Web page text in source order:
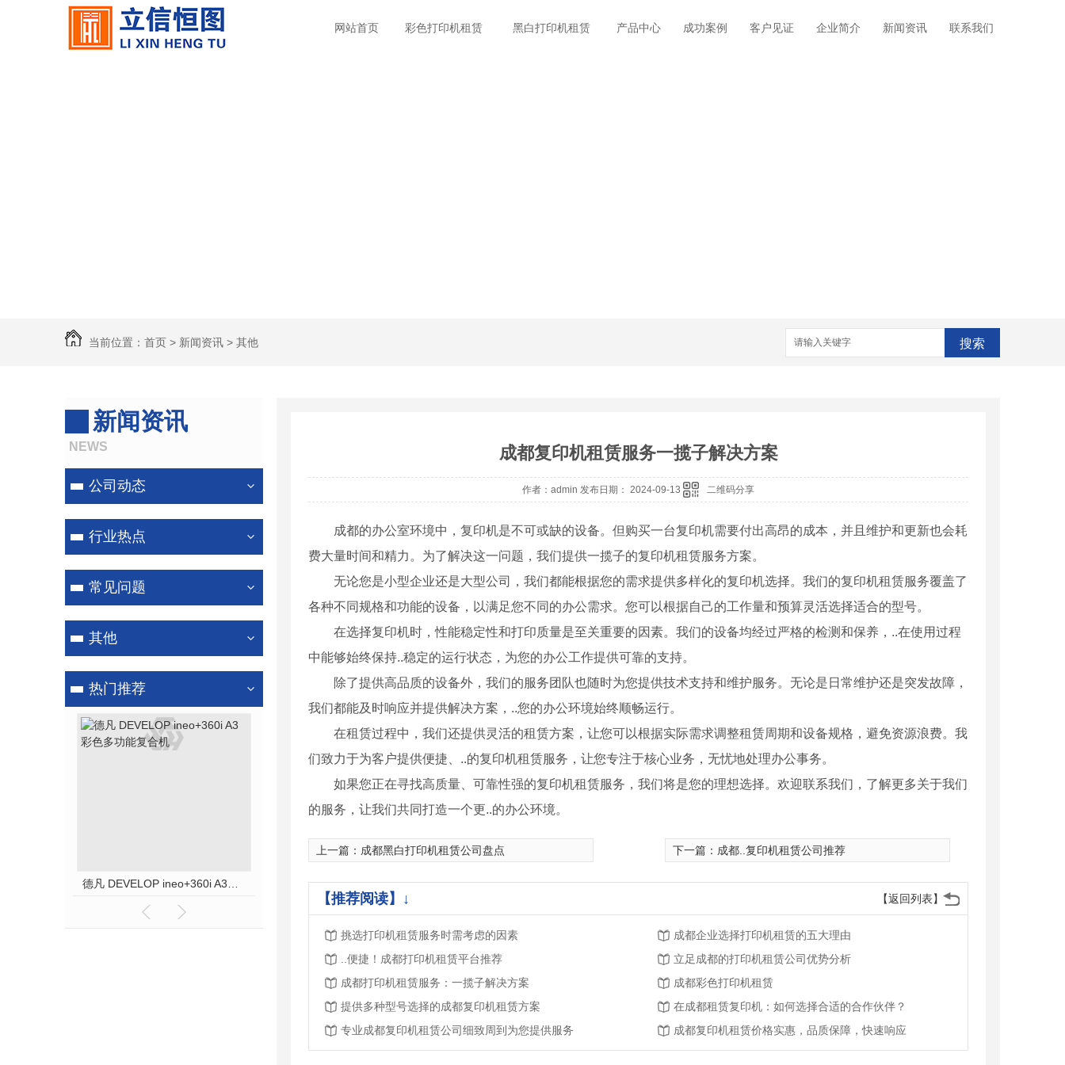
网站首页 彩色打印机租赁 黑白打印机租赁 产品中心 成功案例 客户见证 企业简介 新闻资讯 联系我们
当前位置： 首页 > 新闻资讯 > 其他 搜索
新闻资讯
NEWS
公司动态
行业热点
常见问题
其他
热门推荐
德凡 DEVELOP ineo+226i A3彩色多功能复合机 彩色打印机租赁-爱普生15168 成都打印机租赁-佳能5255 成都复印机租赁-佳能35
成都复印机租赁服务一揽子解决方案
作者：admin 发布日期： 2024-09-13 二维码分享
成都的办公室环境中，复印机是不可或缺的设备。但购买一台复印机需要付出高昂的成本，并且维护和更新也会耗
费大量时间和精力。为了解决这一问题，我们提供一揽子的复印机租赁服务方案。
无论您是小型企业还是大型公司，我们都能根据您的需求提供多样化的复印机选择。我们的复印机租赁服务覆盖了
各种不同规格和功能的设备，以满足您不同的办公需求。您可以根据自己的工作量和预算灵活选择适合的型号。
在选择复印机时，性能稳定性和打印质量是至关重要的因素。我们的设备均经过严格的检测和保养，..在使用过程
中能够始终保持..稳定的运行状态，为您的办公工作提供可靠的支持。
除了提供高品质的设备外，我们的服务团队也随时为您提供技术支持和维护服务。无论是日常维护还是突发故障，
我们都能及时响应并提供解决方案，..您的办公环境始终顺畅运行。
在租赁过程中，我们还提供灵活的租赁方案，让您可以根据实际需求调整租赁周期和设备规格，避免资源浪费。我
们致力于为客户提供便捷、..的复印机租赁服务，让您专注于核心业务，无忧地处理办公事务。
如果您正在寻找高质量、可靠性强的复印机租赁服务，我们将是您的理想选择。欢迎联系我们，了解更多关于我们
的服务，让我们共同打造一个更..的办公环境。
上一篇： 成都黑白打印机租赁公司盘点 下一篇： 成都..复印机租赁公司推荐
【返回列表】
【推荐阅读】↓
挑选打印机租赁服务时需考虑的因素
成都企业选择打印机租赁的五大理由
..便捷！成都打印机租赁平台推荐
立足成都的打印机租赁公司优势分析
成都打印机租赁服务：一揽子解决方案
成都彩色打印机租赁
提供多种型号选择的成都复印机租赁方案
在成都租赁复印机：如何选择合适的合作伙伴？
专业成都复印机租赁公司细致周到为您提供服务
成都复印机租赁价格实惠，品质保障，快速响应